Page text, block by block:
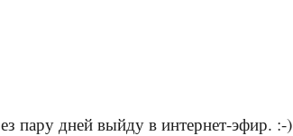
пару дней выйду в интернет-эфир. :-)